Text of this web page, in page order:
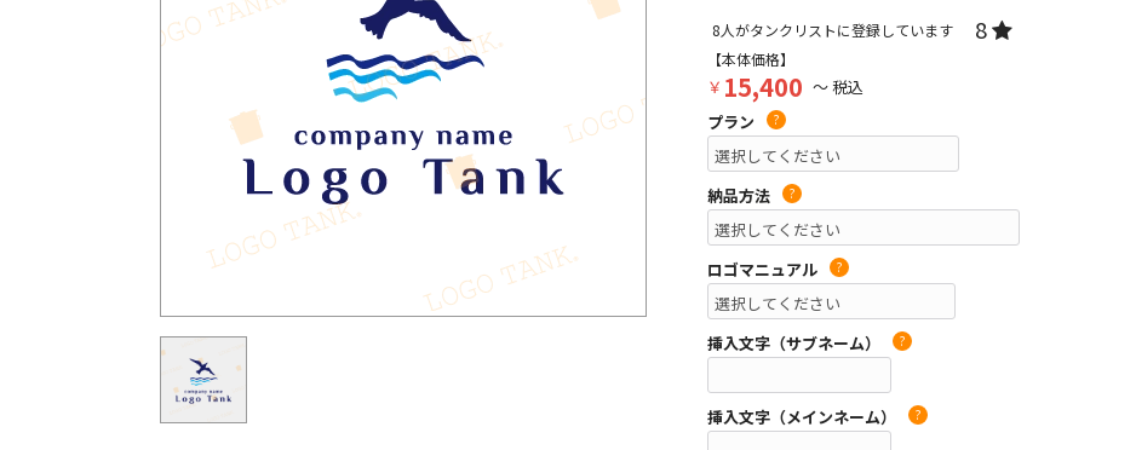
8人がタンクリストに登録しています 8
【本体価格】
￥ 15,400 ～ 税込
プラン
?
納品方法 ?
ロゴマニュアル ?
挿入文字（サブネーム） ?
挿入文字（メインネーム） ?